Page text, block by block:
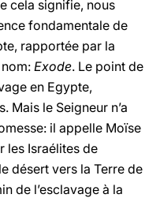
cela signifie, nous
fondamentale de
rapportée par la
Exode. Le point de
en Egypte,
Mais le Seigneur n’a
il appelle Moïse
les Israélites de
désert vers la Terre de
de l’esclavage à la